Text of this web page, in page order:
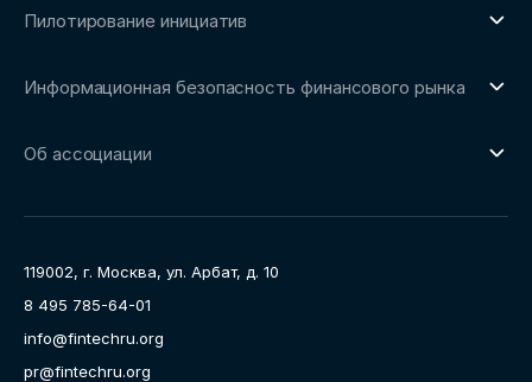
Репозиторий Ассоциации
Рабочие группы
Пилотирование инициатив
Площадка пилотного тестирования
Информационная безопасность финансового рынка
Направления работы
Об ассоциации
Карьера
Контакты
Документы
119002, г. Москва, ул. Арбат, д. 10
8 495 785-64-01
info@fintechru.org
pr@fintechru.org